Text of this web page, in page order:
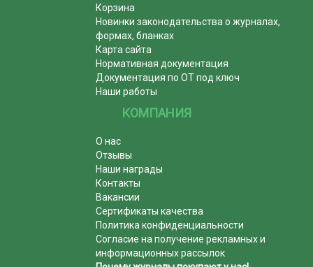
Корзина
Новинки законодательства о журналах,
формах, бланках
Карта сайта
Нормативная документация
Документация по ОТ под ключ
Наши работы
КОМПАНИЯ
О нас
Отзывы
Наши награды
Контакты
Вакансии
Сертификаты качества
Политика конфиденциальности
Согласие на получение рекламных и
информационных рассылок